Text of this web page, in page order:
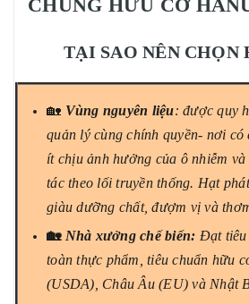
CHỦNG HỮU CƠ
TẠI SAO NÊN CHỌN
🏡 Vùng nguyên liệu: được quy
quản lý cùng chính quyền- nơi có
ít chịu ảnh hưởng của ô nhiễm
tác theo lối truyền thống. Hạt
giàu dưỡng chất, đượm vị và
🏡 Nhà xưởng chế biến: Đạt tiêu
toàn thực phẩm, tiêu chuẩn hữu
(USDA), Châu Âu (EU) và Nhật